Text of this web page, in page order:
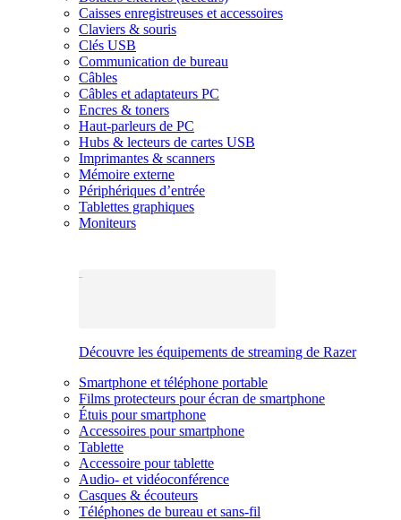
Caisses enregistreuses et accessoires
Claviers & souris
Clés USB
Communication de bureau
Câbles
Câbles et adaptateurs PC
Encres & toners
Haut-parleurs de PC
Hubs & lecteurs de cartes USB
Imprimantes & scanners
Mémoire externe
Périphériques d’entrée
Tablettes graphiques
Moniteurs
Découvre les équipements de streaming de Razer
Smartphone et téléphone portable
Films protecteurs pour écran de smartphone
Étuis pour smartphone
Accessoires pour smartphone
Tablette
Accessoire pour tablette
Audio- et vidéoconférence
Casques & écouteurs
Téléphones de bureau et sans-fil